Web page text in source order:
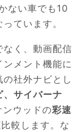
ない車でも10
ています。
く、動画配信
メント機能に
社外ナビとし
、サイバーナ
ンウッドの彩速
較します。な